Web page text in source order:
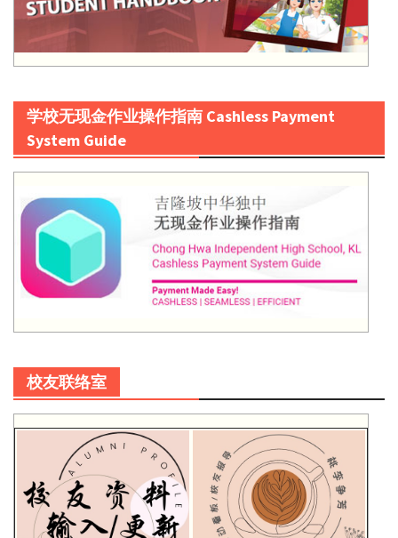
学校无现金作业操作指南 Cashless Payment
System Guide
校友联络室